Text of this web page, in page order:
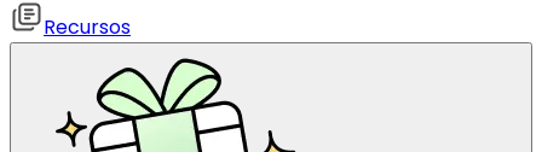
Recursos